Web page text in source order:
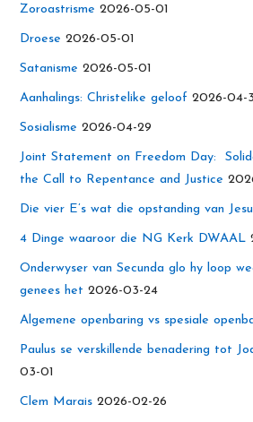
Zoroastrisme 2026-05-01
Droese 2026-05-01
Satanisme 2026-05-01
Aanhalings: Christelike geloof 2026-04-
Sosialisme 2026-04-29
Joint Statement on Freedom Day:
the Call to Repentance and Justice
Die vier E’s wat die opstanding van
4 Dinge waaroor die NG Kerk DWAAL
Onderwyser van Secunda glo hy loop
genees het 2026-03-24
Algemene openbaring vs spesiale
Paulus se verskillende benadering tot
03-01
Clem Marais 2026-02-26